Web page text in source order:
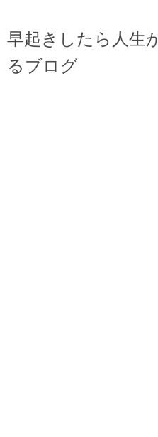
早起きしたら人生
るブログ